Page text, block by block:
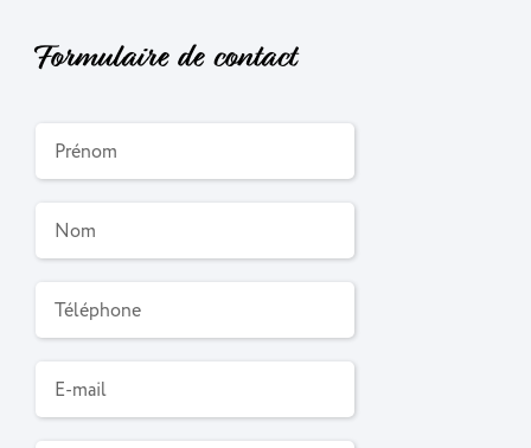
Formulaire de contact